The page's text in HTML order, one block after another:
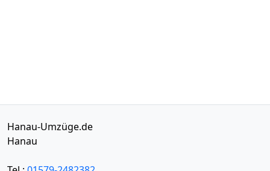
Hanau-Umzüge.de
Hanau